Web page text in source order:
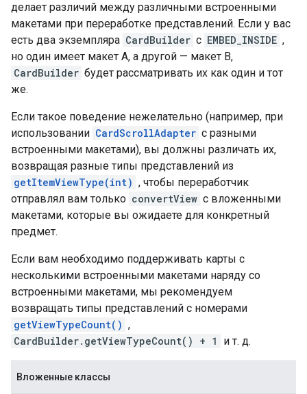
делает различий между различными встроенными
макетами при переработке представлений. Если у вас
есть два экземпляра CardBuilder с EMBED_INSIDE ,
но один имеет макет A, а другой — макет B,
CardBuilder будет рассматривать их как один и тот
же.
Если такое поведение нежелательно (например, при
использовании CardScrollAdapter с разными
встроенными макетами), вы должны различать их,
возвращая разные типы представлений из
getItemViewType(int) , чтобы переработчик
отправлял вам только convertView с вложенными
макетами, которые вы ожидаете для конкретный
предмет.
Если вам необходимо поддерживать карты с
несколькими встроенными макетами наряду со
встроенными макетами, мы рекомендуем
возвращать типы представлений с номерами
getViewTypeCount() ,
CardBuilder.getViewTypeCount() + 1
и т. д.
Вложенные классы